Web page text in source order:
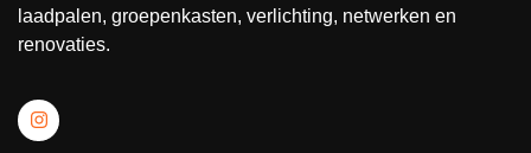
laadpalen, groepenkasten, verlichting, netwerken en
renovaties.